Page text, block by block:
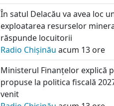
În satul Delacău va avea loc
exploatarea resurselor
răspunde locuitorii
Radio Chișinău acum 13 ore
Ministerul Finanțelor explică
propuse la politica fiscală
venit